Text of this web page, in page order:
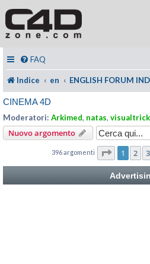
FAQ
Indice en ENGLISH FORUM
CINEMA 4D
Moderatori: Arkimed, natas,
Nuovo argomento
396 argomenti Pagina di
1 2 3